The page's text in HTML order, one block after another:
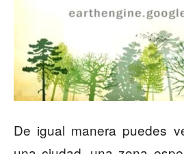
De igual manera puedes